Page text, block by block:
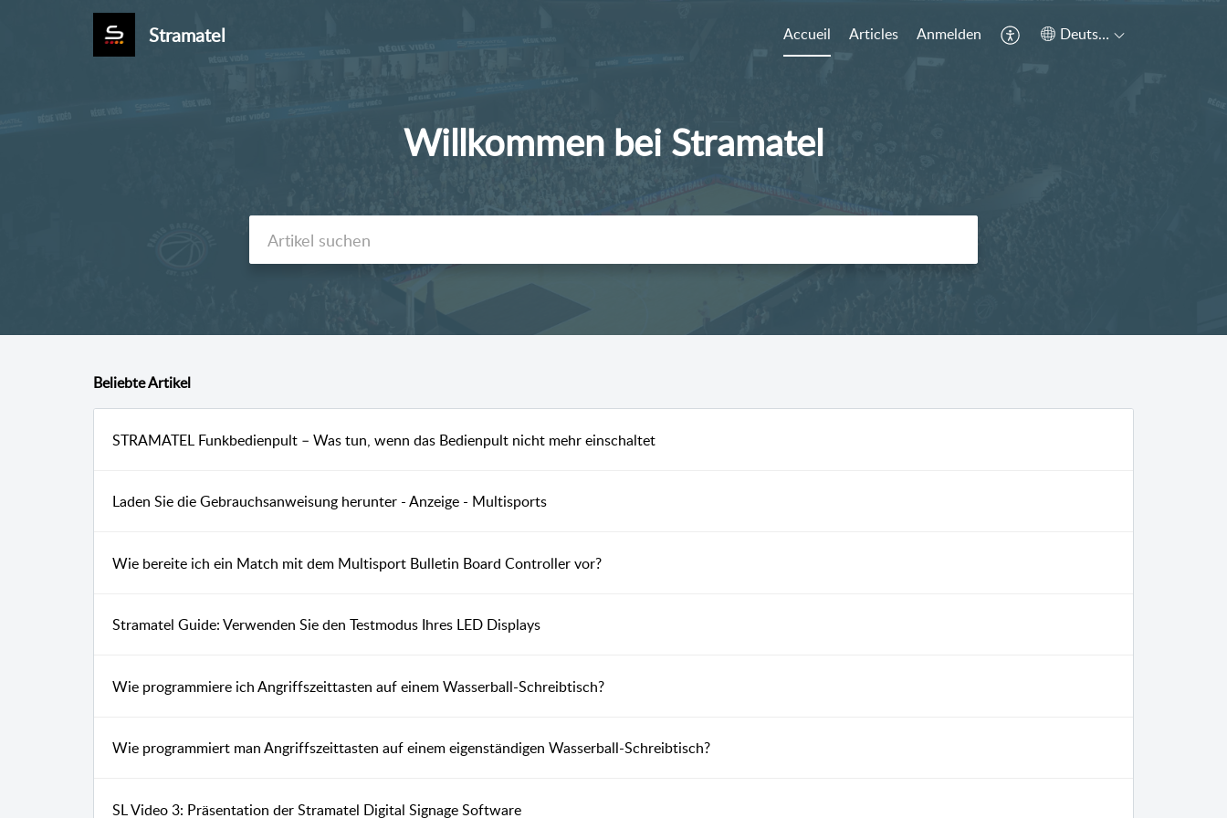
Stramatel Accueil Articles Anmelden Deutsch
Willkommen bei Stramatel
BeliebteArtikel
STRAMATEL Funkbedienpult – Was tun, wenn das Bedienpult nicht mehr einschaltet
Laden Sie die Gebrauchsanweisung herunter - Anzeige - Multisports
Wie bereite ich ein Match mit dem Multisport Bulletin Board Controller vor?
Stramatel Guide: Verwenden Sie den Testmodus Ihres LED Displays
Wie programmiere ich Angriffszeittasten auf einem Wasserball-Schreibtisch?
Wie programmiert man Angriffszeittasten auf einem eigenständigen Wasserball-Schreibtisch?
SL Video 3: Präsentation der Stramatel Digital Signage Software